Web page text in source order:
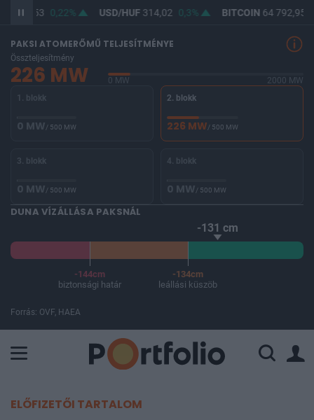
362,53 0,22% USD/HUF314,02 0,3% BITCOIN64 792,95
PAKSI ATOMERŐMŰ TELJESÍTMÉNYE
Összteljesítmény
226 MW 0 MW
2000 MW
1. blokk
0 MW/ 500 MW
2. blokk
226 MW/ 500 MW
3. blokk
0 MW/ 500 MW
4. blokk
0 MW/ 500 MW
DUNA VÍZÁLLÁSA PAKSNÁL
-131 cm
-144cm
biztonsági határ
-134cm
leállási küszöb
Forrás: OVF, HAEA
ELŐFIZETŐI TARTALOM